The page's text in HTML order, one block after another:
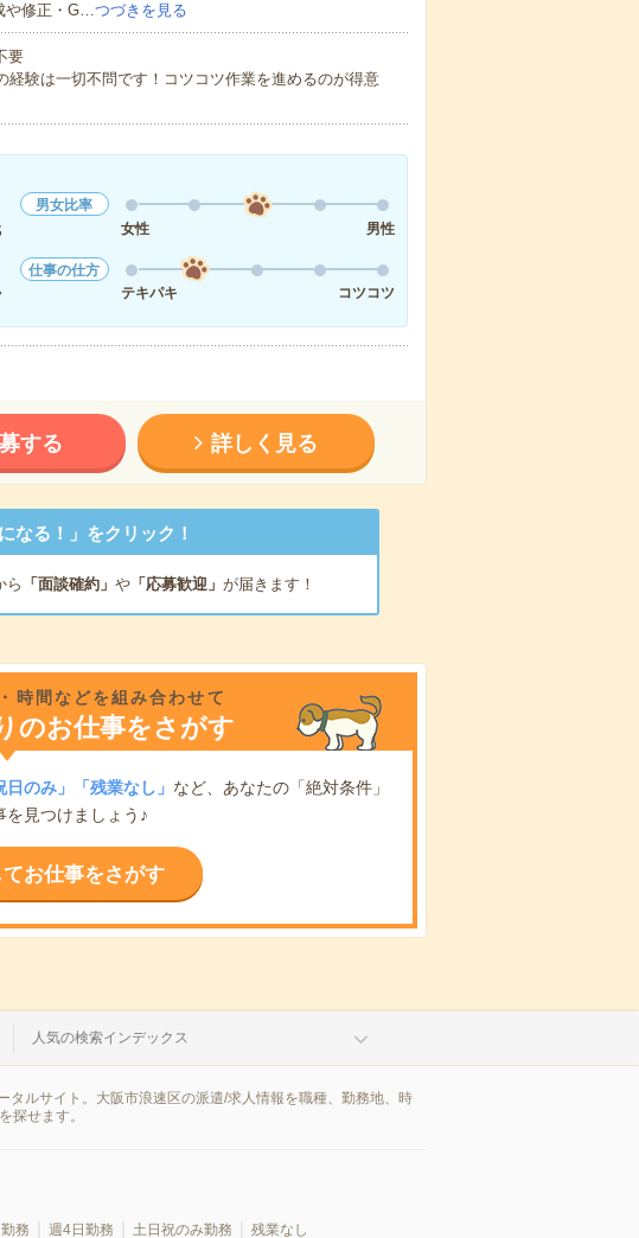
修正・G…つづきを見る
要
験は一切不問です！コツコツ作業を進めるのが得意
男女比率
女性
男性
仕事の仕方
テキパキ
コツコツ
する 詳しく見る
なる！」をクリック！
ら 「面談確約」 や「応募歓迎」 が届きます！
時間などを組み合わせて
のお仕事をさがす
日のみ」「残業なし」 など、あなたの「絶対条件」
見つけましょう♪
お仕事をさがす
人気の検索インデックス
ルサイト。大阪市浪速区の派遣/求人情報を職種、勤務地、時
探せます。
務 週4日勤務 土日祝のみ勤務 残業なし